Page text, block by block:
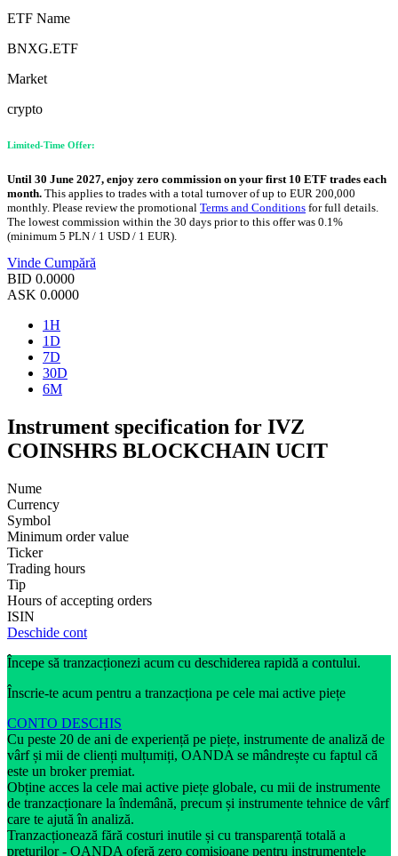
ETF Name
BNXG.ETF
Market
crypto
Limited-Time Offer:
Until 30 June 2027, enjoy zero commission on your first 10 ETF trades each
month. This applies to trades with a total turnover of up to EUR 200,000
monthly. Please review the promotional Terms and Conditions for full details.
The lowest commission within the 30 days prior to this offer was 0.1%
(minimum 5 PLN / 1 USD / 1 EUR).
Vinde Cumpără
BID 0.0000
ASK 0.0000
1H
1D
7D
30D
6M
Instrument specification for IVZ
COINSHRS BLOCKCHAIN UCIT
Nume
Currency
Symbol
Minimum order value
Ticker
Trading hours
Tip
Hours of accepting orders
ISIN
Deschide cont
Începe să tranzacționezi acum cu deschiderea rapidă a contului.
Înscrie-te acum pentru a tranzacționa pe cele mai active piețe
CONTO DESCHIS
Cu peste 20 de ani de experiență pe piețe, instrumente de analiză de
vârf și mii de clienți mulțumiți, OANDA se mândrește cu faptul că
este un broker premiat.
Obține acces la cele mai active piețe globale, cu mii de instrumente
de tranzacționare la îndemână, precum și instrumente tehnice de vârf
care te ajută în analiză.
Tranzacționează fără costuri inutile și cu transparență totală a
prețurilor - OANDA oferă zero comisioane pentru instrumentele